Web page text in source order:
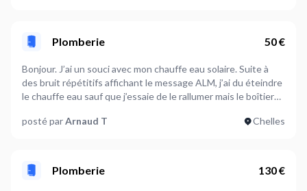
Plomberie 50 €
Bonjour. J’ai un souci avec mon chauffe eau solaire. Suite à
des bruit répétitifs affichant le message ALM, j’ai du éteindre
le chauffe eau sauf que j’essaie de le rallumer mais le boîtier
fonctionne.
posté parArnaud T Chelles
Plomberie 130 €